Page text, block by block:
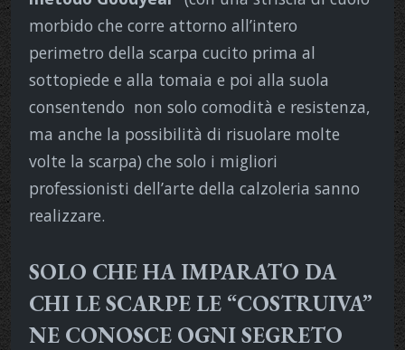
morbido che corre attorno all’intero
perimetro della scarpa cucito prima al
sottopiede e alla tomaia e poi alla suola
consentendo non solo comodità e resistenza,
ma anche la possibilità di risuolare molte
volte la scarpa) che solo i migliori
professionisti dell’arte della calzoleria sanno
realizzare.
SOLO CHE HA IMPARATO DA
CHI LE SCARPE LE “COSTRUIVA”
NE CONOSCE OGNI SEGRETO